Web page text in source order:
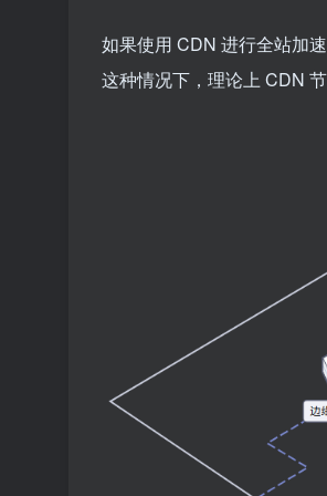
如果使用 CDN 进行全站加
这种情况下，理论上 CDN